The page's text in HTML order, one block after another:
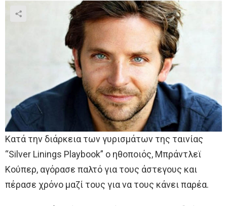
Κατά την διάρκεια των γυρισμάτων της ταινίας
“Silver Linings Playbook” ο ηθοποιός, Μπράντλεϊ
Κούπερ, αγόρασε παλτό για τους άστεγους και
πέρασε χρόνο μαζί τους για να τους κάνει παρέα.